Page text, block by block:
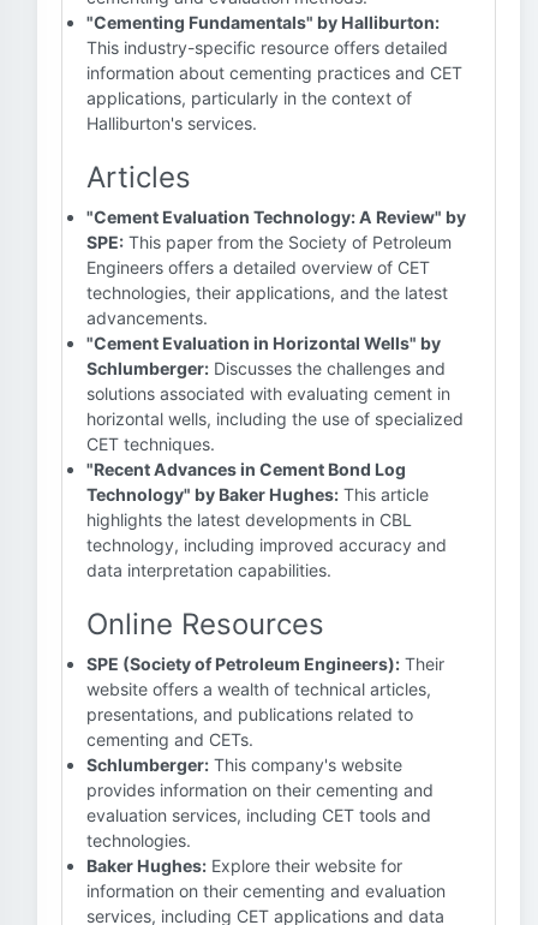
"Cementing Fundamentals" by Halliburton:
This industry-specific resource offers detailed
information about cementing practices and CET
applications, particularly in the context of
Halliburton's services.
Articles
"Cement Evaluation Technology: A Review" by
SPE: This paper from the Society of Petroleum
Engineers offers a detailed overview of CET
technologies, their applications, and the latest
advancements.
"Cement Evaluation in Horizontal Wells" by
Schlumberger: Discusses the challenges and
solutions associated with evaluating cement in
horizontal wells, including the use of specialized
CET techniques.
"Recent Advances in Cement Bond Log
Technology" by Baker Hughes: This article
highlights the latest developments in CBL
technology, including improved accuracy and
data interpretation capabilities.
Online Resources
SPE (Society of Petroleum Engineers): Their
website offers a wealth of technical articles,
presentations, and publications related to
cementing and CETs.
Schlumberger: This company's website
provides information on their cementing and
evaluation services, including CET tools and
technologies.
Baker Hughes: Explore their website for
information on their cementing and evaluation
services, including CET applications and data